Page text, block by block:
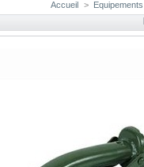
Accueil > Equipements